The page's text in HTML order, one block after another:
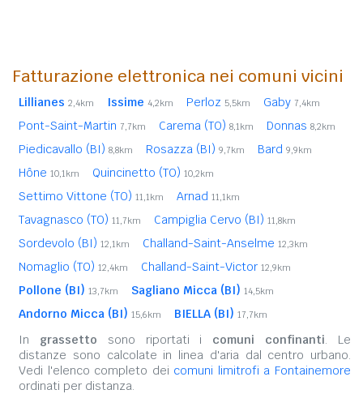
Fatturazione elettronica nei comuni vicini
Lillianes 2,4km Issime 4,2km Perloz 5,5km Gaby 7,4km
Pont-Saint-Martin 7,7km Carema (TO) 8,1km Donnas 8,2km
Piedicavallo (BI) 8,8km Rosazza (BI) 9,7km Bard 9,9km
Hône 10,1km Quincinetto (TO) 10,2km
Settimo Vittone (TO) 11,1km Arnad 11,1km
Tavagnasco (TO) 11,7km Campiglia Cervo (BI) 11,8km
Sordevolo (BI) 12,1km Challand-Saint-Anselme 12,3km
Nomaglio (TO) 12,4km Challand-Saint-Victor 12,9km
Pollone (BI) 13,7km Sagliano Micca (BI) 14,5km
Andorno Micca (BI) 15,6km BIELLA (BI) 17,7km
In grassetto sono riportati i comuni confinanti. Le
distanze sono calcolate in linea d'aria dal centro urbano.
Vedi l'elenco completo dei comuni limitrofi a Fontainemore
ordinati per distanza.